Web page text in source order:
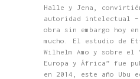
Halle y Jena,
autoridad intelectual –
obra sin embargo hoy
mucho. El estudio de
Wilhelm Amo y sobre el
Europa y África” fue
en 2014, este año Ubu